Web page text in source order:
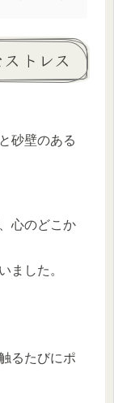
トレス
砂壁のある
心のどこか
ました。
るたびにポ